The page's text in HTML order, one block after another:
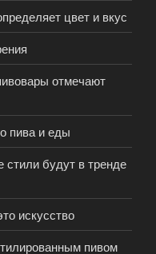
цвет и вкус
отмечают
пива и еды
стили будут в тренде
искусство
пивом